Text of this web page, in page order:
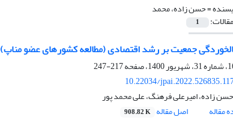
=حسن زاده، محمد
1
جمعیت بر رشد اقتصادی (مطالعه کشورهای عضو مناپ)
217-247
10.22034/
زاده، امیرعلی فرهنگ، علی محمد پور
مقاله
اصل مقاله 908.82 K